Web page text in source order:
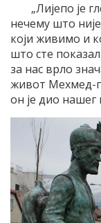
„Лијепо је
нечему што
који живимо и
што сте
за нас врло
живот Мехмед-
он је дио нашег